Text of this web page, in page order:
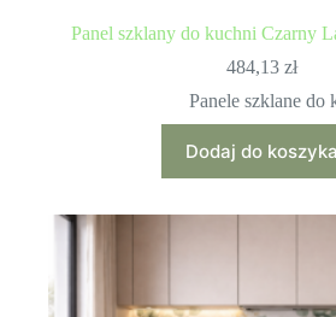
Panel szklany do kuchni Czarny
484,13 zł
Panele szklane do
Dodaj do koszyka